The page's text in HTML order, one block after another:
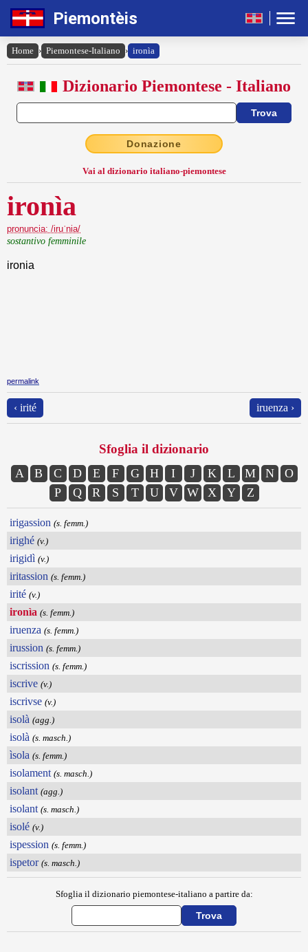
Piemontèis
Home › Piemontese-Italiano › ironìa
Dizionario Piemontese - Italiano
Donazione
Vai al dizionario italiano-piemontese
ironìa
pronuncia: /iruˈnia/
sostantivo femminile
ironia
permalink
‹ irité iruenza ›
Sfoglia il dizionario
A B C D E F G H I J K L M N
O
P
Q R S T U V W X Y Z
irigassion (s. femm.)
irighé (v.)
irigidì (v.)
iritassion (s. femm.)
irité (v.)
ironìa (s. femm.)
iruenza (s. femm.)
irussion (s. femm.)
iscrission (s. femm.)
iscrive (v.)
iscrivse (v.)
isolà (agg.)
isolà (s. masch.)
ìsola (s. femm.)
isolament (s. masch.)
isolant (agg.)
isolant (s. masch.)
isolé (v.)
ispession (s. femm.)
ispetor (s. masch.)
Sfoglia il dizionario piemontese-italiano a partire da: